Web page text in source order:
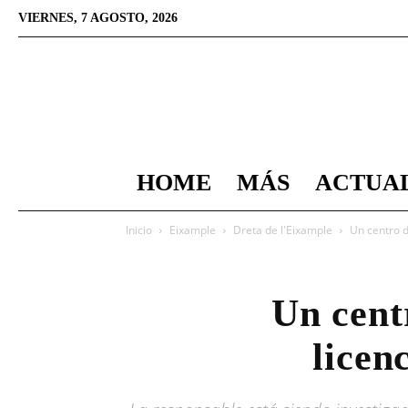
VIERNES, 7 AGOSTO, 2026
HOME MÁS
Inicio Eixample Dreta de l'Eixample Un centro
Un